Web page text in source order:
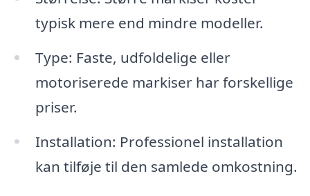
typisk mere end mindre modeller.
Type: Faste, udfoldelige eller
motoriserede markiser har forskellige
priser.
Installation: Professionel installation
kan tilføje til den samlede omkostning.